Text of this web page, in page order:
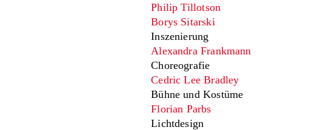
Philip Tillotson
Borys Sitarski
Inszenierung
Alexandra Frankmann
Choreografie
Cedric Lee Bradley
Bühne und Kostüme
Florian Parbs
Lichtdesign